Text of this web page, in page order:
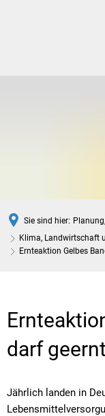
Sie sind hier:
Klima, Landwirtschaft
Ernteaktion Gelbes
Gelbes
Band
darf
Jährlich landen in